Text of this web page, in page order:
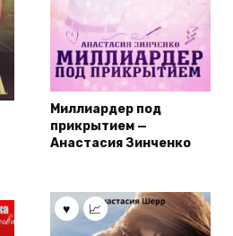
Миллиардер под
прикрытием —
Анастасия Зинченко